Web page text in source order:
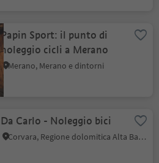
Papin Sport: il punto di
noleggio cicli a Merano
Merano, Merano e dintorni
Da Carlo - Noleggio bici
Corvara, Regione dolomitica Alta Badia